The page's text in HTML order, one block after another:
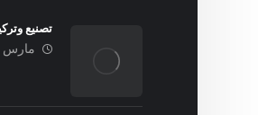
تصنيع
مارس 15, 2025